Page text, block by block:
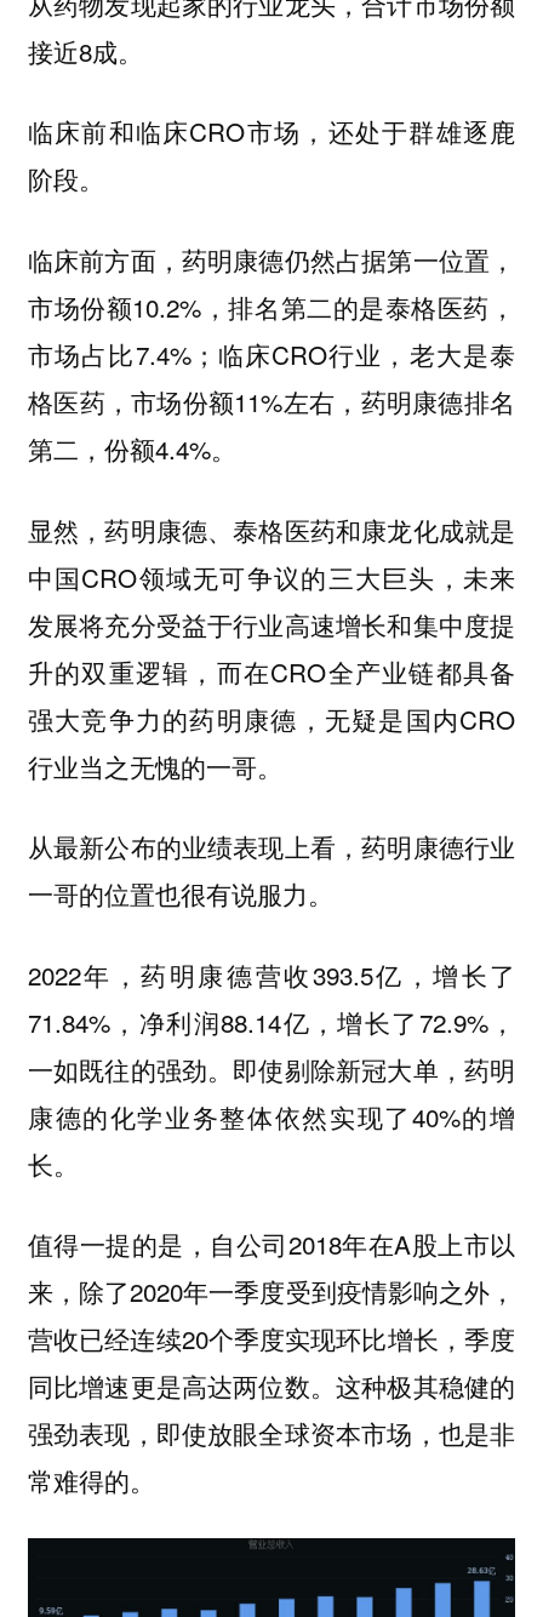
接近8成。
临床前和临床CRO市场，还处于群雄逐鹿
阶段。
临床前方面，药明康德仍然占据第一位置，
市场份额10.2%，排名第二的是泰格医药，
市场占比7.4%；临床CRO行业，老大是泰
格医药，市场份额11%左右，药明康德排名
第二，份额4.4%。
显然，药明康德、泰格医药和康龙化成就是
中国CRO领域无可争议的三大巨头，未来
发展将充分受益于行业高速增长和集中度提
升的双重逻辑，而在CRO全产业链都具备
强大竞争力的药明康德，无疑是国内CRO
行业当之无愧的一哥。
从最新公布的业绩表现上看，药明康德行业
一哥的位置也很有说服力。
2022年，药明康德营收393.5亿，增长了
71.84%，净利润88.14亿，增长了72.9%，
一如既往的强劲。即使剔除新冠大单，药明
康德的化学业务整体依然实现了40%的增
长。
值得一提的是，自公司2018年在A股上市以
来，除了2020年一季度受到疫情影响之外，
营收已经连续20个季度实现环比增长，季度
同比增速更是高达两位数。这种极其稳健的
强劲表现，即使放眼全球资本市场，也是非
常难得的。